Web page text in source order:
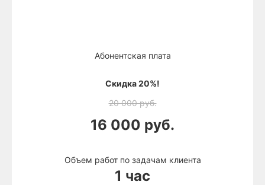
Абонентская плата
Скидка 20%!
20 000 руб.
16 000 руб.
Объем работ по задачам клиента
1 час